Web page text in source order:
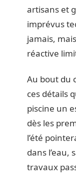
artisans et
imprévus
jamais,
réactive
Au bout du
ces détails
piscine un
dès les
l’été
dans l’eau,
travaux